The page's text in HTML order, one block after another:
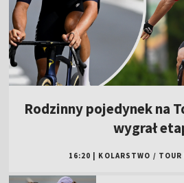
Rodzinny pojedynek na
wygrał
16:20 | KOLARSTWO / TOUR